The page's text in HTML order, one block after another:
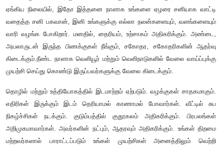
ஏங்கிய நிலையில், இதோ இத்தனை நாளாக உங்களை ஏழரை சனியாக வாட்டி
வதைத்த சனி பகவான், இனி உங்களுக்கு எல்லா நலன்களையும், வளங்களையும்
வாரி வழங்க போகிறார். மனதில், தைரியம், உற்சாகம் அதிகரிக்கும். அண்டை,
அயலாருடன் இருந்த பிணக்குகள் நீங்கும், சகோதர, சகோதரிகளின் ஆதர்வு
கிடைக்கும்.நீண்ட நாளாக வெளியூர் மற்றும் வெளிநாடுகளில் வேலை வாய்ப்புக்கு
முயற்சி செய்து கொண்டு இருப்பவர்களுக்கு வேலை கிடைக்கும்.
தொழில் மற்றும் உத்தியோகத்தில் இடமாற்றம் ஏற்படும். வழக்குகள் சாதகமாகும்.
எதிரிகள் இருக்கும் இடம் தெரியாமல் காணாமல் போவார்கள். வீட்டில் சுப
நிகழ்ச்சிகள் நடக்கும். குடும்பத்தில் குதூகலம் அதிகரிக்கும். பிரபலங்கள்
அறிமுகமாவார்கள். அவர்களின் நட்பும், ஆதரவும் அதிகரிக்கும். உங்கள் திறமை
மற்றவர்களால் பாராட்டப்படும் உங்கள் முயற்சிகள் அனைத்திலும் வெற்றி